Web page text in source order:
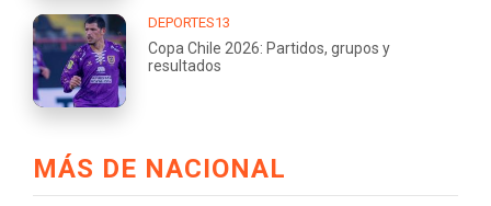
DEPORTES13
Copa Chile 2026: Partidos, grupos y
resultados
MÁS DE NACIONAL